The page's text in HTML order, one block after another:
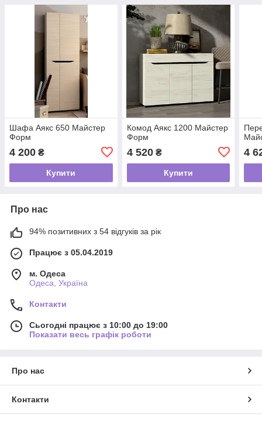
Шафа Аякс 650 Майстер
Форм
4 200 ₴
Купити
Комод Аякс 1200 Майстер
Форм
4 520₴
Купити
4
Про нас
94% позитивних з 54 відгуків за рік
Працює з 05.04.2019
м. Одеса
Одеса, Україна
Контакти
Сьогодні працює з 10:00 до 19:00
Показати весь графік роботи
Про нас
Контакти